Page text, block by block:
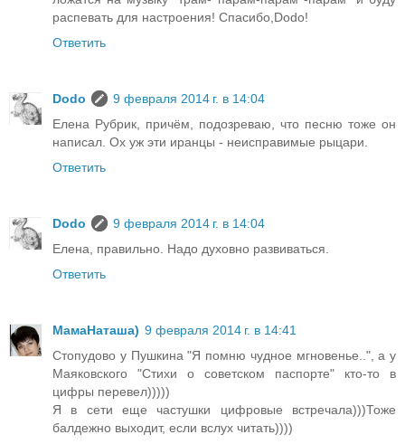
распевать для настроения! Спасибо,Dodo!
Ответить
Dodo
9 февраля 2014 г. в 14:04
Елена Рубрик, причём, подозреваю, что песню тоже он
написал. Ох уж эти иранцы - неисправимые рыцари.
Ответить
Dodo
9 февраля 2014 г. в 14:04
Елена, правильно. Надо духовно развиваться.
Ответить
МамаНаташа) 9 февраля 2014 г. в 14:41
Стопудово у Пушкина "Я помню чудное мгновенье..", а у
Маяковского "Стихи о советском паспорте" кто-то в
цифры перевел)))))
Я в сети еще частушки цифровые встречала)))Тоже
балдежно выходит, если вслух читать))))